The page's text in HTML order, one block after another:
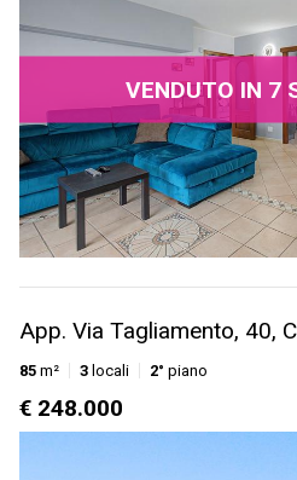
VENDUTO IN 7
App. Via Tagliamento, 40,
85 m² 3 locali 2° piano
€ 248.000